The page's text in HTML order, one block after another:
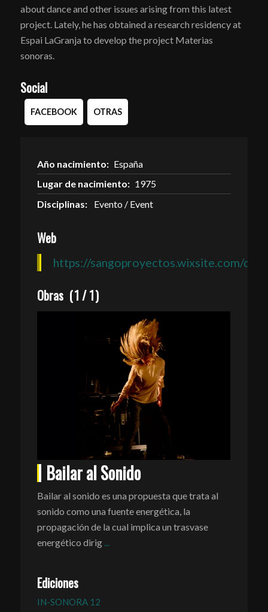
about dance and other issues arising from this latest
project. Lately, he has obtained a research residency at
Espai LaGranja to develop the project Materias
sonoras.
Social
FACEBOOK OTRAS
Año nacimiento: España
Lugar de nacimiento: 1975
Disciplinas:
Evento / Event
Web
https://sangoproyectos.wixsite.com/dela
Obras (1 /1)
Bailar al Sonido
Bailar al sonido es una propuesta que trata al
sonido como una fuente energética, la
propagación de la cual implica un trasvase
energético dirig ...
Ediciones
IN-SONORA 12